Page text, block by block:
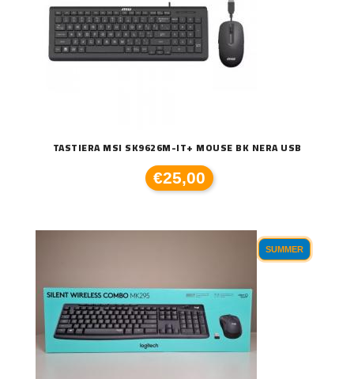
TASTIERA MSI SK9626M-IT+ MOUSE BK NERA USB
€25,00
SUMMER